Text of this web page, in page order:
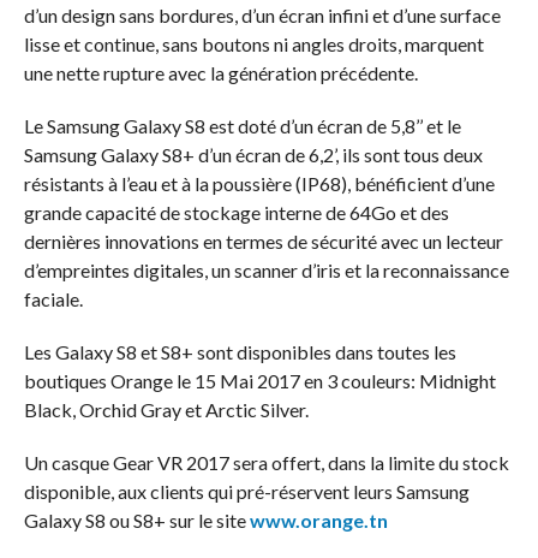
d’un design sans bordures, d’un écran infini et d’une surface
lisse et continue, sans boutons ni angles droits, marquent
une nette rupture avec la génération précédente.
Le Samsung Galaxy S8 est doté d’un écran de 5,8’’ et le
Samsung Galaxy S8+ d’un écran de 6,2’, ils sont tous deux
résistants à l’eau et à la poussière (IP68), bénéficient d’une
grande capacité de stockage interne de 64Go et des
dernières innovations en termes de sécurité avec un lecteur
d’empreintes digitales, un scanner d’iris et la reconnaissance
faciale.
Les Galaxy S8 et S8+ sont disponibles dans toutes les
boutiques Orange le 15 Mai 2017 en 3 couleurs: Midnight
Black, Orchid Gray et Arctic Silver.
Un casque Gear VR 2017 sera offert, dans la limite du stock
disponible, aux clients qui pré-réservent leurs Samsung
Galaxy S8 ou S8+ sur le sitewww.orange.tn